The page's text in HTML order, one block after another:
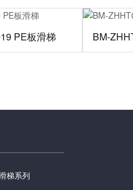
PE板滑梯 BM-
梯系列